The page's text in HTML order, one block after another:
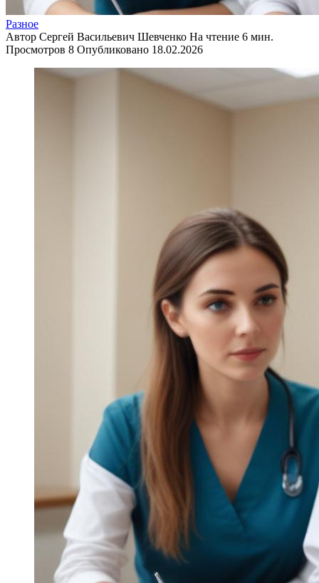
Разное
Автор Сергей Васильевич Шевченко На чтение 6 мин.
Просмотров 8 Опубликовано 18.02.2026